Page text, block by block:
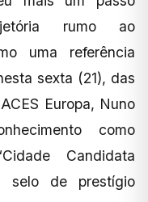
rumo ao
uma referência
sexta (21), das
Europa, Nuno
como
Candidata
selo de prestígio